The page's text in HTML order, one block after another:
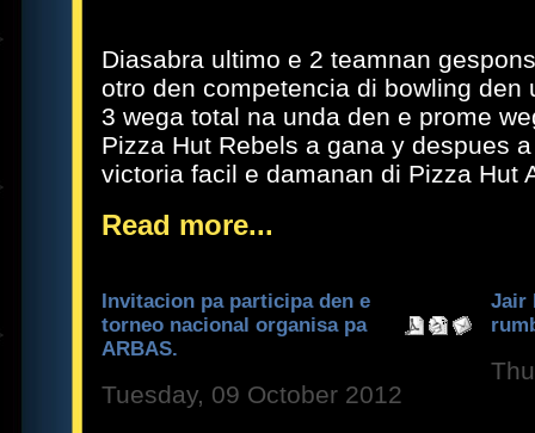
Diasabra ultimo e 2 teamnan
otro den competencia di bowling den
3 wega total na unda den e prome
Pizza Hut Rebels a gana y despues
victoria facil e damanan di Pizza Hut
Read more...
Invitacion pa participa den e
torneo nacional organisa pa
ARBAS.
Tuesday, 09 October 2012
Jair